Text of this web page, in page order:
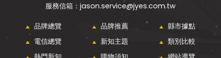
jason.service@jyes.com.tw
品牌總覽 品牌推薦
縣市據點
電信總覽
新知主題
類別比較